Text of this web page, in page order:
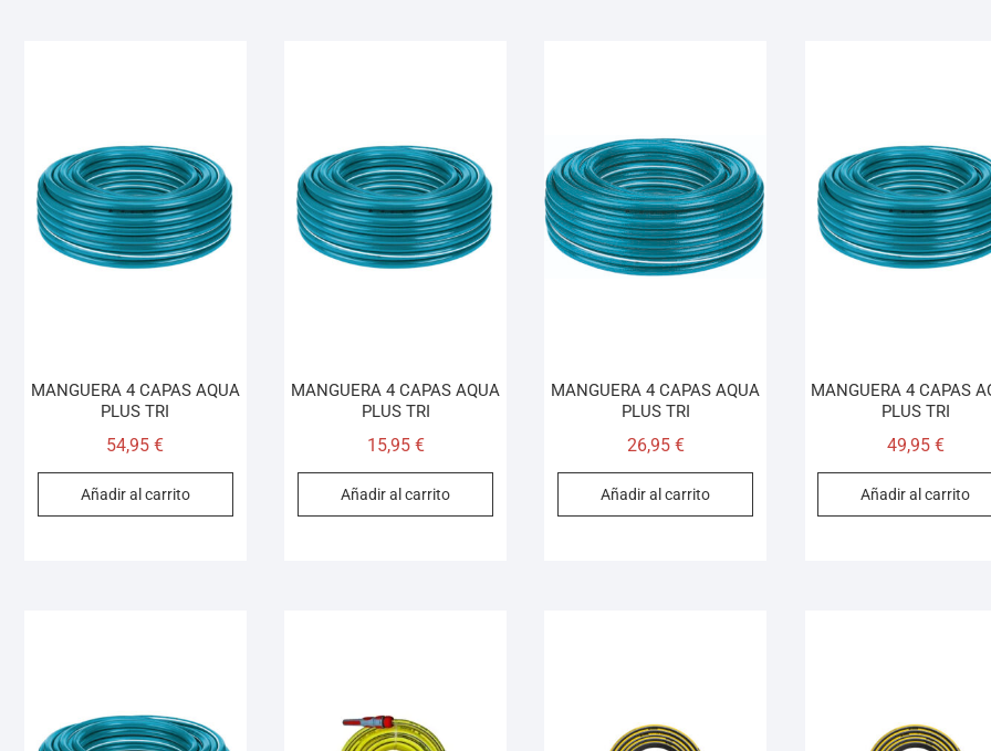
MANGUERA 4 CAPAS AQUA
PLUS TRI
54,95€
Añadir al carrito
MANGUERA 4 CAPAS AQUA
PLUS TRI
15,95 €
Añadir al carrito
MANGUERA 4 CAPAS AQUA
PLUS TRI
26,95 €
Añadir al carrito
MANGUERA 4 CAPAS
PLUS TRI
49,95 €
Añadir al carrito